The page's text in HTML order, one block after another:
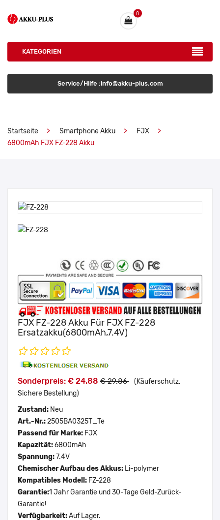
0
KATEGORIEN
Service/Hilfe :info@akku-plus.com
Startseite Smartphone Akku
FJX
6800mAh FJX FZ-228 Akku
FJX FZ-228 Akku Für FJX FZ-228
Ersatzakku(6800mAh,7.4V)
Sonderpreis: € 24.88 € 29.86 (Käuferschutz,
Sichere Bestellung)
Zustand: Neu
Art.-Nr.:2505BA0325T_Te
Passend für Marke: FJX
Kapazität:6800mAh
Spannung:7.4V
Chemischer Aufbau des Akkus: Li-polymer
Kompatibles Modell: FZ-228
Garantie:1 Jahr Garantie und 30-Tage Geld-Zurück-
Garantie!
Verfügbarkeit:Auf Lager.